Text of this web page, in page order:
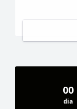
00
dia